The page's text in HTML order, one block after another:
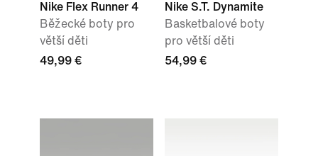
Nike Flex Runner 4
Běžecké boty pro
větší děti
49,99 €
Nike S.T. Dynamite
Basketbalové boty
pro větší děti
54,99 €